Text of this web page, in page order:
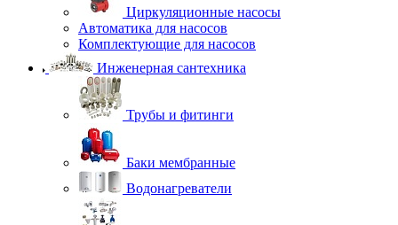
Циркуляционные насосы
Автоматика для насосов
Комплектующие для насосов
Инженерная сантехника
Трубы и фитинги
Баки мембранные
Водонагреватели